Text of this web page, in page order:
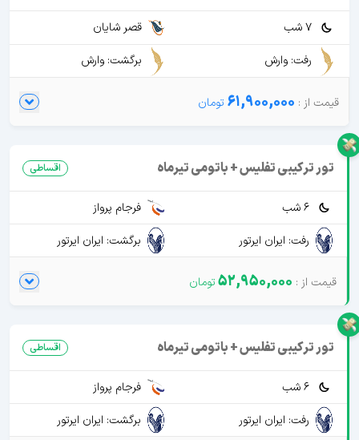
7 شب
قصر شایان
رفت: وارش
برگشت: وارش
61,900,000
تور ترکیبی تفلیس + باتومی تیرماه اقساطی
6 شب
فرجام پرواز
رفت: ایران ایرتور
برگشت: ایران ایرتور
52,950,000
تور ترکیبی تفلیس + باتومی تیرماه اقساطی
6 شب
فرجام پرواز
رفت: ایران ایرتور
برگشت: ایران ایرتور